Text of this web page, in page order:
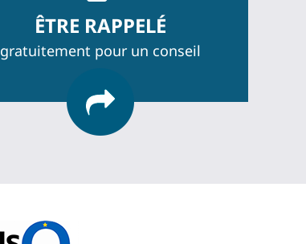
ÊTRE RAPPELÉ
gratuitement pour un conseil